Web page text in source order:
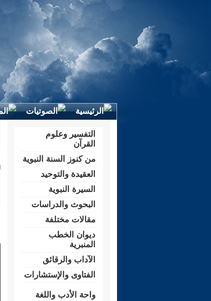
التفسير وعلوم
القرآن
من كنوز السنة النبوية
العقيدة والتوحيد
السيرة النبوية
البحوث والدراسات
مقالات مختلفة
ديوان الخطب
المنبرية
الآداب والرقائق
الفتاوى والإستشارات
واحة الأدب واللغة